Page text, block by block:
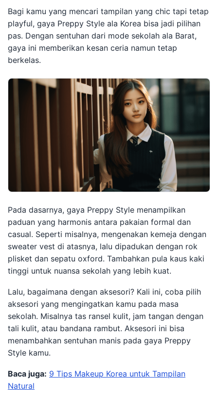
Bagi kamu yang mencari tampilan yang chic tapi tetap
playful, gaya Preppy Style ala Korea bisa jadi pilihan
pas. Dengan sentuhan dari mode sekolah ala Barat,
gaya ini memberikan kesan ceria namun tetap
berkelas.
Pada dasarnya, gaya Preppy Style menampilkan
paduan yang harmonis antara pakaian formal dan
casual. Seperti misalnya, mengenakan kemeja dengan
sweater vest di atasnya, lalu dipadukan dengan rok
plisket dan sepatu oxford. Tambahkan pula kaus kaki
tinggi untuk nuansa sekolah yang lebih kuat.
Lalu, bagaimana dengan aksesori? Kali ini, coba pilih
aksesori yang mengingatkan kamu pada masa
sekolah. Misalnya tas ransel kulit, jam tangan dengan
tali kulit, atau bandana rambut. Aksesori ini bisa
menambahkan sentuhan manis pada gaya Preppy
Style kamu.
Baca juga: 9 Tips Makeup Korea untuk Tampilan
Natural